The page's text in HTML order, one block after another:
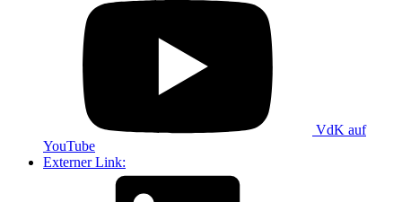
VdK auf
YouTube
Externer Link: